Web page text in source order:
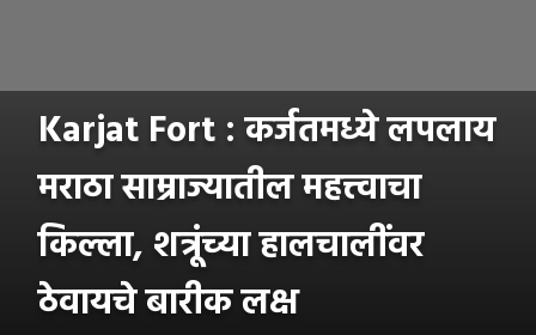
Karjat Fort : कर्जतमध्ये लपलाय
मराठा साम्राज्यातील महत्त्वाचा
किल्ला, शत्रूंच्या हालचालींवर
ठेवायचे बारीक लक्ष